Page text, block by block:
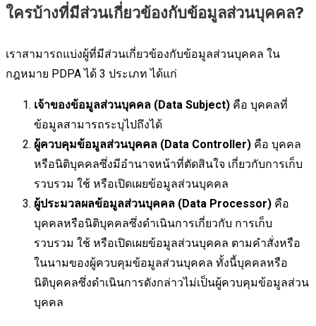
ใครบ้างที่มีส่วนเกี่ยวข้องกับข้อมูลส่วนบุคคล?
เราสามารถแบ่งผู้ที่มีส่วนเกี่ยวข้องกับข้อมูลส่วนบุคคล ใน
กฎหมาย PDPA ได้ 3 ประเภท ได้แก่
เจ้าของข้อมูลส่วนบุคคล (Data Subject) คือ บุคคลที่
ข้อมูลสามารถระบุไปถึงได้
ผู้ควบคุมข้อมูลส่วนบุคคล (Data Controller) คือ บุคคล
หรือนิติบุคคลซึ่งมีอำนาจหน้าที่ตัดสินใจ เกี่ยวกับการเก็บ
รวบรวม ใช้ หรือเปิดเผยข้อมูลส่วนบุคคล
ผู้ประมวลผลข้อมูลส่วนบุคคล (Data Processor) คือ
บุคคลหรือนิติบุคคลซึ่งดำเนินการเกี่ยวกับ การเก็บ
รวบรวม ใช้ หรือเปิดเผยข้อมูลส่วนบุคคล ตามคำสั่งหรือ
ในนามของผู้ควบคุมข้อมูลส่วนบุคคล ทั้งนี้บุคคลหรือ
นิติบุคคลซึ่งดำเนินการดังกล่าวไม่เป็นผู้ควบคุมข้อมูลส่วน
บุคคล